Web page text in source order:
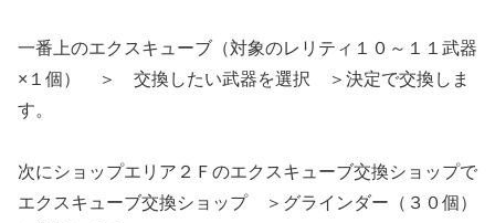
一番上のエクスキューブ（対象のレリティ１０～１１武器
×１個） ＞ 交換したい武器を選択 ＞決定で交換しま
す。
次にショップエリア２Ｆのエクスキューブ交換ショップで
エクスキューブ交換ショップ ＞グラインダー（３０個）